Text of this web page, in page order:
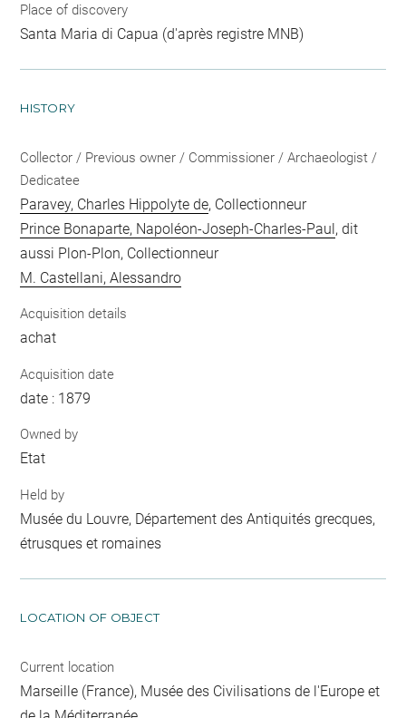
Place of discovery
Santa Maria di Capua (d'après registre MNB)
HISTORY
Collector / Previous owner / Commissioner / Archaeologist /
Dedicatee
Paravey, Charles Hippolyte de, Collectionneur
Prince Bonaparte, Napoléon-Joseph-Charles-Paul, dit
aussi Plon-Plon, Collectionneur
M. Castellani, Alessandro
Acquisition details
achat
Acquisition date
date : 1879
Owned by
Etat
Held by
Musée du Louvre, Département des Antiquités grecques,
étrusques et romaines
LOCATION OF OBJECT
Current location
Marseille (France), Musée des Civilisations de l'Europe et